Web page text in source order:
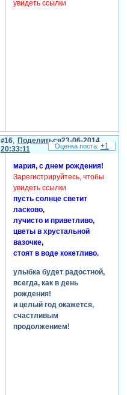
увидеть ссылки
Поделиться
16
23-06-2014
20:33:11
мария, с днем рождения!
Зарегистрируйтесь, чтобы
увидеть ссылки
пусть солнце светит
ласково,
лучисто и приветливо,
цветы в хрустальной
вазочке,
стоят в воде кокетливо.
улыбка будет радостной,
всегда, как в день
рождения!
и целый год окажется,
счастливым
продолжением!
+1